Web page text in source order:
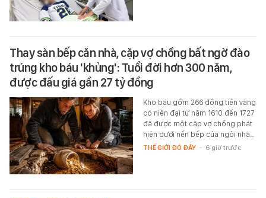
Thay sàn bếp căn nhà, cặp vợ chồng bất ngờ đào
trúng kho báu 'khủng': Tuổi đời hơn 300 năm,
được đấu giá gần 27 tỷ đồng
Kho báu gồm 266 đồng tiền vàng
có niên đại từ năm 1610 đến 1727
đã được một cặp vợ chồng phát
hiện dưới nền bếp của ngôi nhà…
THẾ GIỚI ĐÓ ĐÂY - 6 giờ trước